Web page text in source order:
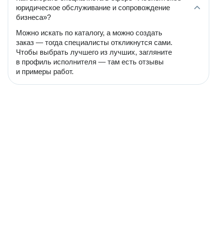
юридическое обслуживание и сопровождение
бизнеса»?
Можно искать по каталогу, а можно создать
заказ — тогда специалисты откликнутся сами.
Чтобы выбрать лучшего из лучших, загляните
в профиль исполнителя — там есть отзывы
и примеры работ.